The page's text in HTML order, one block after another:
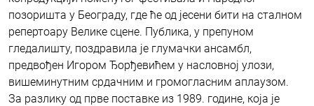
позоришта у Београду, где ће од јесени бити на сталном
репертоару Велике сцене. Публика, у препуном
гледалишту, поздравила је глумачки ансамбл,
предвођен Игором Ђорђевићем у насловној улози,
вишеминутним срдачним и громогласним аплаузом.
За разлику од прве поставке из 1989. године, која је